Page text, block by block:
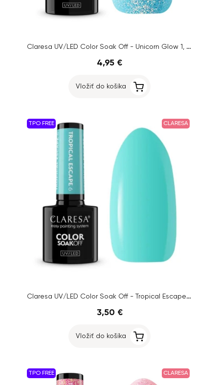
Claresa UV/LED Color Soak Off - Unicorn Glow 1, 5g
4,95 €
Vložiť do košíka
TPO FREE CLARESA
Claresa UV/LED Color Soak Off - Tropical Escape 6, 5g
3,50 €
Vložiť do košíka
TPO FREE CLARESA